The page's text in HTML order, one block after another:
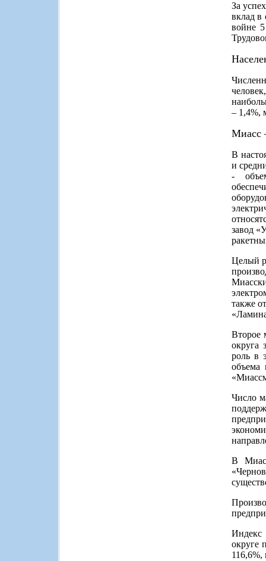
За
вклад в
войне
– 1,4%,
Миасс
В
и
-
завод
Целый
также
Второе
округа
роль в
объема
Число
В
Индекс
округе